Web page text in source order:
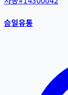
승일유통